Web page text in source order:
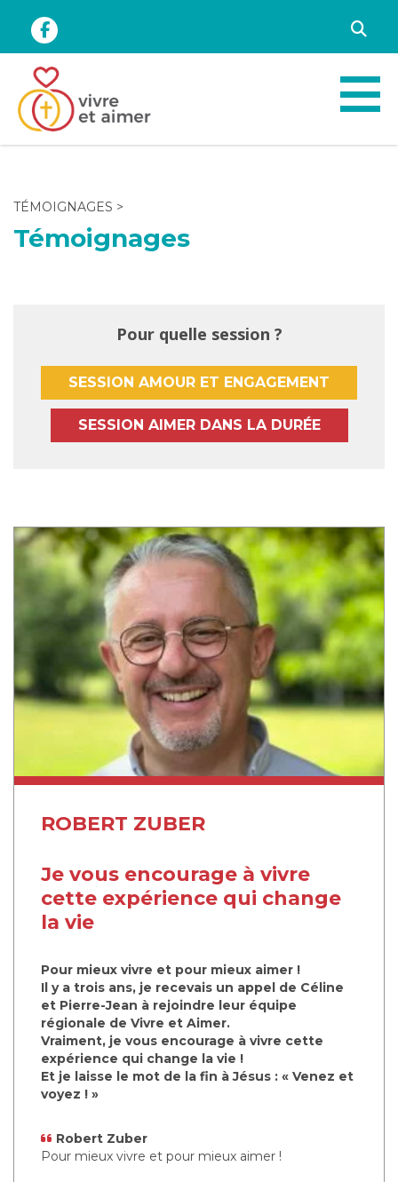
TÉMOIGNAGES >
Témoignages
Pour quelle session ?
SESSION AMOUR ET ENGAGEMENT
SESSION AIMER DANS LA DURÉE
ROBERT ZUBER
Je vous encourage à vivre
cette expérience qui change
la vie
Pour mieux vivre et pour mieux aimer !
Il y a trois ans, je recevais un appel de Céline
et Pierre-Jean à rejoindre leur équipe
régionale de Vivre et Aimer.
Vraiment, je vous encourage à vivre cette
expérience qui change la vie !
Et je laisse le mot de la fin à Jésus : « Venez et
voyez ! »
Robert Zuber
Pour mieux vivre et pour mieux aimer !